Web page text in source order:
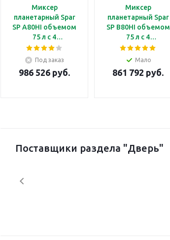
Миксер
планетарный Spar
SP A80HI объемом
75 л с 4
скоростями, с
механическим
электроприводом
Под заказ
986 526 руб.
Миксер
планетарный Spar
SP B80HI объемом
75 л с 4
скоростями, с
механическим
ручным подъемом
Мало
861 792 руб.
Поставщики раздела "Дверь"